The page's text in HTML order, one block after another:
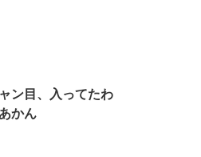
ン目、入ってたわ
かん